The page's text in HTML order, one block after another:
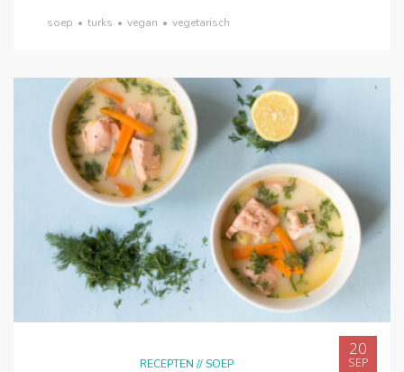
soep • turks • vegan • vegetarisch
RECEPTEN //SOEP
20
SEP